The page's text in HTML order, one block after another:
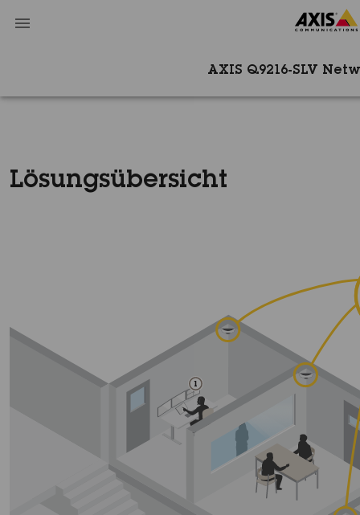
AXIS Q9216-SLV
Lösungsübersicht